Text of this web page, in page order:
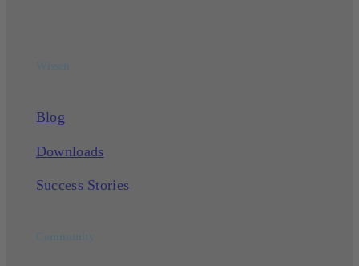
Blog
Downloads
Success Stories